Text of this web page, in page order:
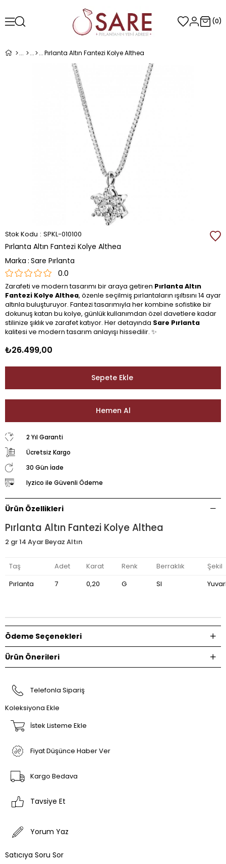
0
Pırlanta Altın Fantezi Kolye Althea
Stok Kodu SPKL-010100
Pırlanta Altın Fantezi Kolye Althea
Marka : Sare Pırlanta
0.0
Zarafeti ve modern tasarımı bir araya getiren Pırlanta Altın
Fantezi Kolye Althea, özenle seçilmiş pırlantaların ışıltısını 14 ayar
altınla buluşturuyor. Fantezi tasarımıyla her kombine sofistike bir
dokunuş katan bu kolye, günlük kullanımdan özel davetlere kadar
stilinize şıklık ve zarafet katıyor. Her detayında Sare Pırlanta
kalitesi ve modern tasarım anlayışı hissedilir. ✨
₺26.499,00
2 Yıl Garanti
Ücretsiz Kargo
30 Gün İade
Iyzico ile Güvenli Ödeme
Ürün Özellikleri
Pırlanta Altın Fantezi Kolye Althea
2 gr 14 Ayar Beyaz Altın
Taş Adet Karat Renk Berraklık
Şekil
Pırlanta
7 0,20 G SI
Ödeme Seçenekleri
Ürün Önerileri
Telefonla Sipariş
Koleksiyona Ekle
İstek Listeme Ekle
Fiyat Düşünce Haber Ver
Kargo Bedava
Tavsiye Et
Yorum Yaz
Satıcıya Soru Sor